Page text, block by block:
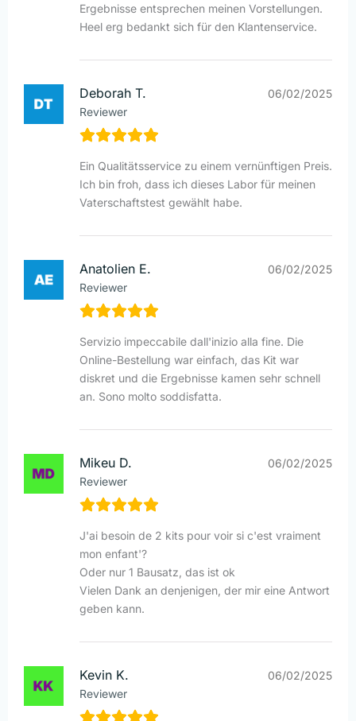
Ergebnisse entsprechen meinen Vorstellungen.
Heel erg bedankt sich für den Klantenservice.
Deborah T.
Reviewer
06/02/2025
Ein Qualitätsservice zu einem vernünftigen Preis.
Ich bin froh, dass ich dieses Labor für meinen
Vaterschaftstest gewählt habe.
Anatolien E.
Reviewer
06/02/2025
Servizio impeccabile dall'inizio alla fine. Die
Online-Bestellung war einfach, das Kit war
diskret und die Ergebnisse kamen sehr schnell
an. Sono molto soddisfatta.
Mikeu D.
Reviewer
06/02/2025
J'ai besoin de 2 kits pour voir si c'est vraiment
mon enfant'?
Oder nur 1 Bausatz, das ist ok
Vielen Dank an denjenigen, der mir eine Antwort
geben kann.
Kevin K.
Reviewer
06/02/2025